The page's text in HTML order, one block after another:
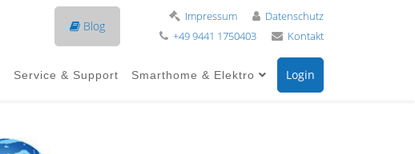
Blog
Impressum
Datenschutz
+49 9441 1750403
Kontakt
Service & Support Smarthome & Elektro Login